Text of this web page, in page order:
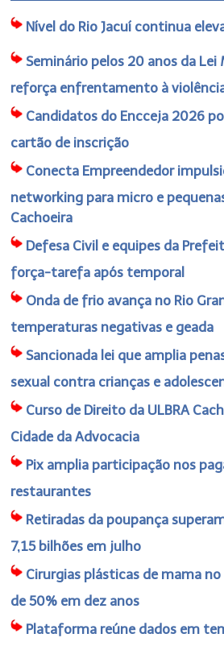
Nível do Rio Jacuí continua
Seminário pelos 20 anos da Lei
reforça enfrentamento à
Candidatos do Encceja 2026
cartão de inscrição
Conecta Empreendedor
networking para micro e
Cachoeira
Defesa Civil e equipes da
força-tarefa após temporal
Onda de frio avança no Rio
temperaturas negativas e geada
Sancionada lei que amplia
sexual contra crianças e
Curso de Direito da ULBRA
Cidade da Advocacia
Pix amplia participação nos
restaurantes
Retiradas da poupança
7,15 bilhões em julho
Cirurgias plásticas de mama no
de 50% em dez anos
Plataforma reúne dados em